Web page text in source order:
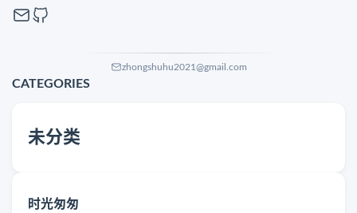
zhongshuhu2021@gmail.com
CATEGORIES
未分类
时光匆匆